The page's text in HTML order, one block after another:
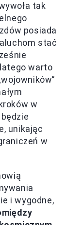
tak
posiada
stać
warto
w
unikając
w
i wygodne,